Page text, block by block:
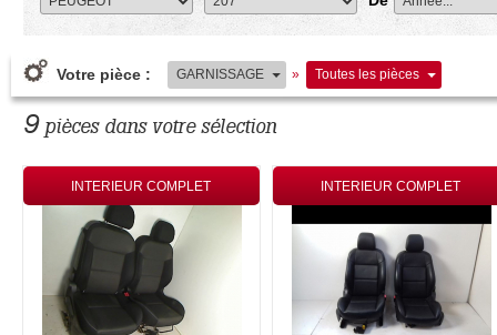
Votre pièce : GARNISSAGE » Toutes les pièces
9pièces dans votre sélection
INTERIEUR COMPLET INTERIEUR COMPLET